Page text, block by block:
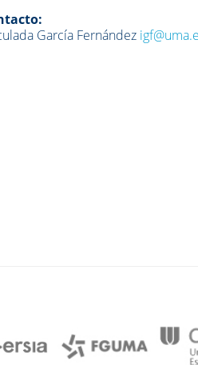
García Fernández